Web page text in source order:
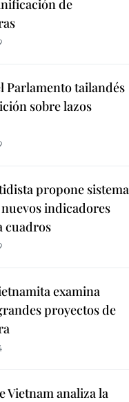
de
Parlamento tailandés
sobre lazos
propone sistema
indicadores
cuadros
examina
proyectos de
Vietnam analiza la